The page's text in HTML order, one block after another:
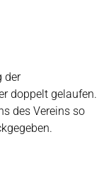
der
doppelt gelaufen.
des Vereins so